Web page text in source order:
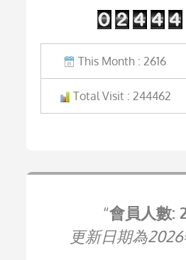
This Month : 2616
Total Visit : 244462
會員人數:
更新日期為